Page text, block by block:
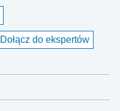
Dołącz do ekspertów